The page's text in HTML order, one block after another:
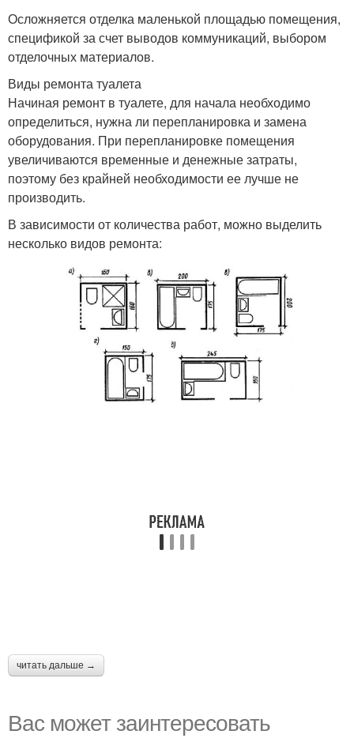
Осложняется отделка маленькой площадью помещения,
спецификой за счет выводов коммуникаций, выбором
отделочных материалов.
Виды ремонта туалета
Начиная ремонт в туалете, для начала необходимо
определиться, нужна ли перепланировка и замена
оборудования. При перепланировке помещения
увеличиваются временные и денежные затраты,
поэтому без крайней необходимости ее лучше не
производить.
В зависимости от количества работ, можно выделить
несколько видов ремонта:
читать дальше →
Вас может заинтересовать